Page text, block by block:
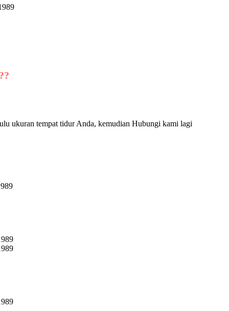
ukuran tempat tidur Anda, kemudian Hubungi kami lagi